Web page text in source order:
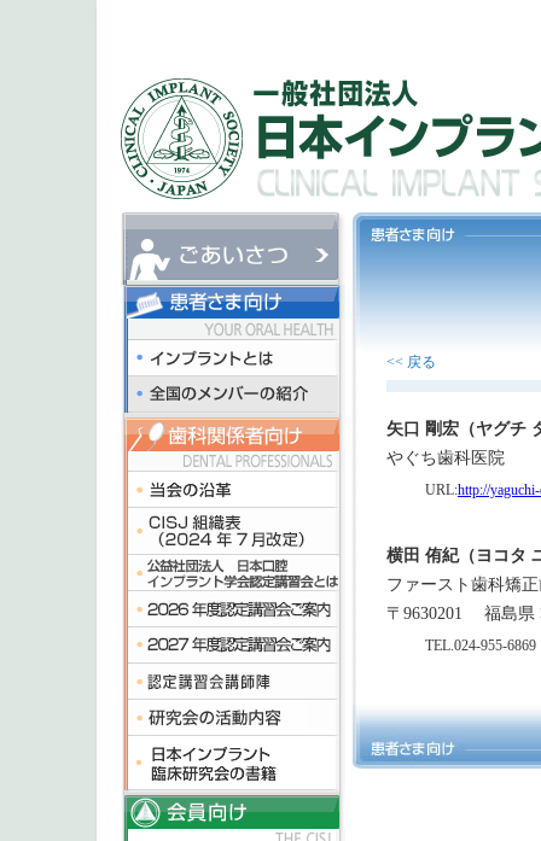
<< 戻る
矢口 剛宏（ヤグチ
やぐち歯科医院
URL:http://
横田 侑紀（ヨコタ
ファースト歯科矯
〒9630201 福島県
TEL.024-955-6869